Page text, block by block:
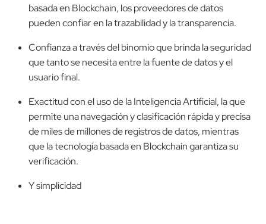
basada en Blockchain, los proveedores de datos
pueden confiar en la trazabilidad y la transparencia.
Confianza a través del binomio que brinda la seguridad
que tanto se necesita entre la fuente de datos y el
usuario final.
Exactitud con el uso de la Inteligencia Artificial, la que
permite una navegación y clasificación rápida y precisa
de miles de millones de registros de datos, mientras
que la tecnología basada en Blockchain garantiza su
verificación.
Y simplicidad